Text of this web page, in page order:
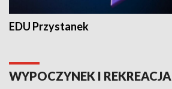
EDU Przystanek
WYPOCZYNEK I REKREACJA